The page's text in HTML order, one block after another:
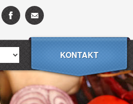
KONTAKT